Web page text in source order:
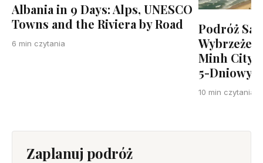
Albania in 9 Days: Alps, UNESCO
Towns and the Riviera by Road
6 min czytania
Podróż
Wybrzeże
Minh City
5-Dniowy
10 min czytania
Zaplanuj podróż